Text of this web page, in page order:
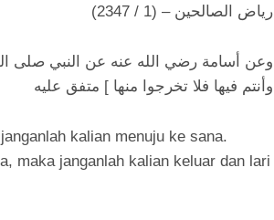
رياض الصالحين – (1 / 2347)
وعن أسامة رضي الله عنه عن النبي صلى
وأنتم فيها فلا تخرجوا منها ] متفق عليه
kalian menuju ke sana.
maka janganlah kalian keluar dan lari